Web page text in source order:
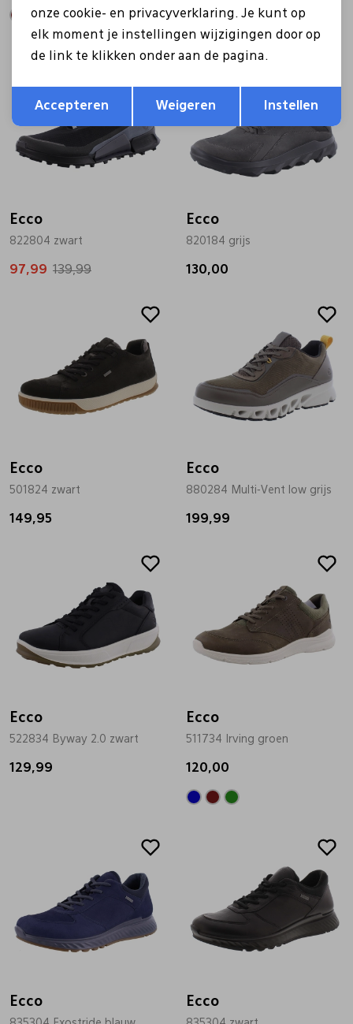
Sale
Ecco
822804 zwart
97,99 139,99
Ecco
820184 grijs
130,00
Ecco
501824 zwart
149,95
Ecco
880284 Multi-Vent low grijs
199,99
Ecco
522834 Byway 2.0 zwart
129,99
Ecco
511734 Irving groen
120,00
Ecco Ecco
Terug Opslaan
onze cookie- en privacyverklaring. Je kunt op
elk moment je instellingen wijzigingen door op
de link te klikken onder aan de pagina.
Accepteren Weigeren Instellen